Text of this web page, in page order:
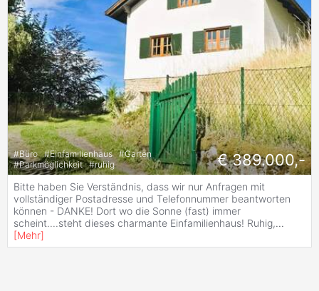
#Büro #Einfamilienhaus #Garten
#Parkmöglichkeit #ruhig € 389.000,-
Bitte haben Sie Verständnis, dass wir nur Anfragen mit
vollständiger Postadresse und Telefonnummer beantworten
können - DANKE! Dort wo die Sonne (fast) immer
scheint....steht dieses charmante Einfamilienhaus! Ruhig,...
[Mehr]